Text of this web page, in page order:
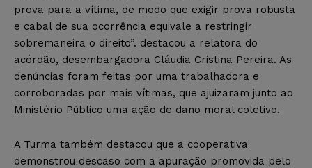
prova para a vítima, de modo que exigir prova robusta
e cabal de sua ocorrência equivale a restringir
sobremaneira o direito”. destacou a relatora do
acórdão, desembargadora Cláudia Cristina Pereira. As
denúncias foram feitas por uma trabalhadora e
corroboradas por mais vítimas, que ajuizaram junto ao
Ministério Público uma ação de dano moral coletivo.
A Turma também destacou que a cooperativa
demonstrou descaso com a apuração promovida pelo